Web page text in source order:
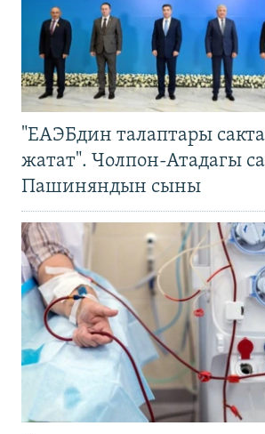
"ЕАЭБдин талаптары
жатат". Чолпон-Атадагы
Пашиняндын сыны